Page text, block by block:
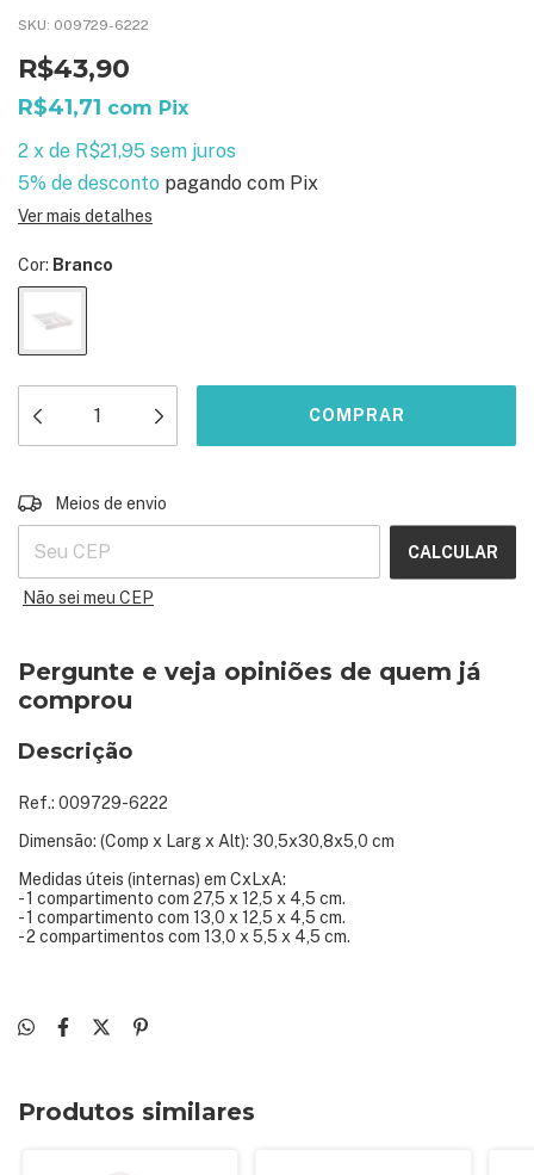
SKU: 009729-6222
R$43,90
R$41,71 com Pix
2 x de R$21,95 sem juros
5% de desconto pagando com Pix
Ver mais detalhes
Cor: Branco
Entregas para o CEP:
Meios de envio
CALCULAR
Não sei meu CEP
Pergunte e veja opiniões de quem já
comprou
Descrição
Ref.: 009729-6222
Dimensão: (Comp x Larg x Alt): 30,5x30,8x5,0 cm
Medidas úteis (internas) em CxLxA:
- 1 compartimento com 27,5 x 12,5 x 4,5 cm.
- 1 compartimento com 13,0 x 12,5 x 4,5 cm.
- 2 compartimentos com 13,0 x 5,5 x 4,5 cm.
Produtos similares